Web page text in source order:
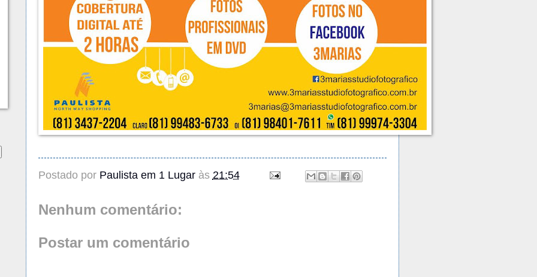
Postado por Paulista em 1 Lugar às 21:54
Nenhum comentário:
Postar um comentário